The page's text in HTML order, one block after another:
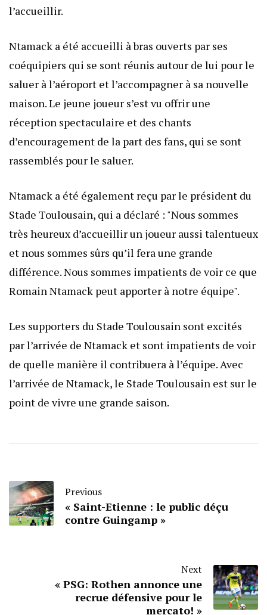
l’accueillir.
Ntamack a été accueilli à bras ouverts par ses
coéquipiers qui se sont réunis autour de lui pour le
saluer à l’aéroport et l’accompagner à sa nouvelle
maison. Le jeune joueur s’est vu offrir une
réception spectaculaire et des chants
d’encouragement de la part des fans, qui se sont
rassemblés pour le saluer.
Ntamack a été également reçu par le président du
Stade Toulousain, qui a déclaré : "Nous sommes
très heureux d’accueillir un joueur aussi talentueux
et nous sommes sûrs qu’il fera une grande
différence. Nous sommes impatients de voir ce que
Romain Ntamack peut apporter à notre équipe".
Les supporters du Stade Toulousain sont excités
par l’arrivée de Ntamack et sont impatients de voir
de quelle manière il contribuera à l’équipe. Avec
l’arrivée de Ntamack, le Stade Toulousain est sur le
point de vivre une grande saison.
Previous
« Saint-Etienne : le public déçu
contre Guingamp »
Next
« PSG: Rothen annonce une
recrue défensive pour le
mercato! »